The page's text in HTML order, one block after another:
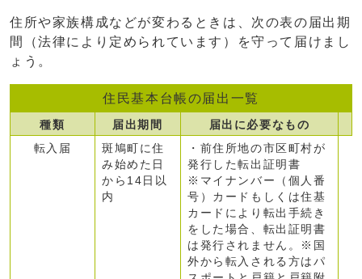
住所や家族構成などが変わるときは、次の表の届出期
間（法律により定められています）を守って届けまし
ょう。
住民基本台帳の届出一覧
種類 届出期間
届出に必要なもの
転入届
斑鳩町に住
み始めた日
から14日以
内
・前住所地の市区町村が
発行した転出証明書
※マイナンバー（個人番
号）カードもしくは住基
カードにより転出手続き
をした場合、転出証明書
は発行されません。※国
外から転入される方はパ